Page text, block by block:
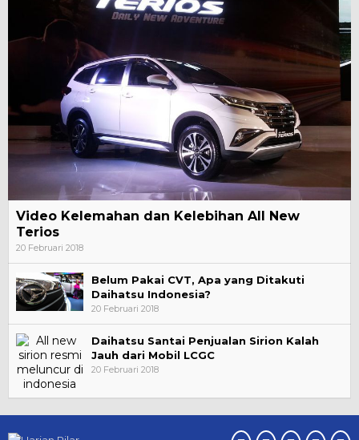
Video Kelemahan dan Kelebihan All New
Terios
20 Februari 2018
Belum Pakai CVT, Apa yang Ditakuti
Daihatsu Indonesia?
20 Februari 2018
Daihatsu Santai Penjualan Sirion Kalah
Jauh dari Mobil LCGC
20 Februari 2018